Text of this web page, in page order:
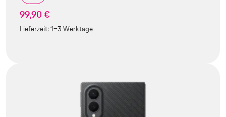
99,90 €
Lieferzeit:1-3 Werktage